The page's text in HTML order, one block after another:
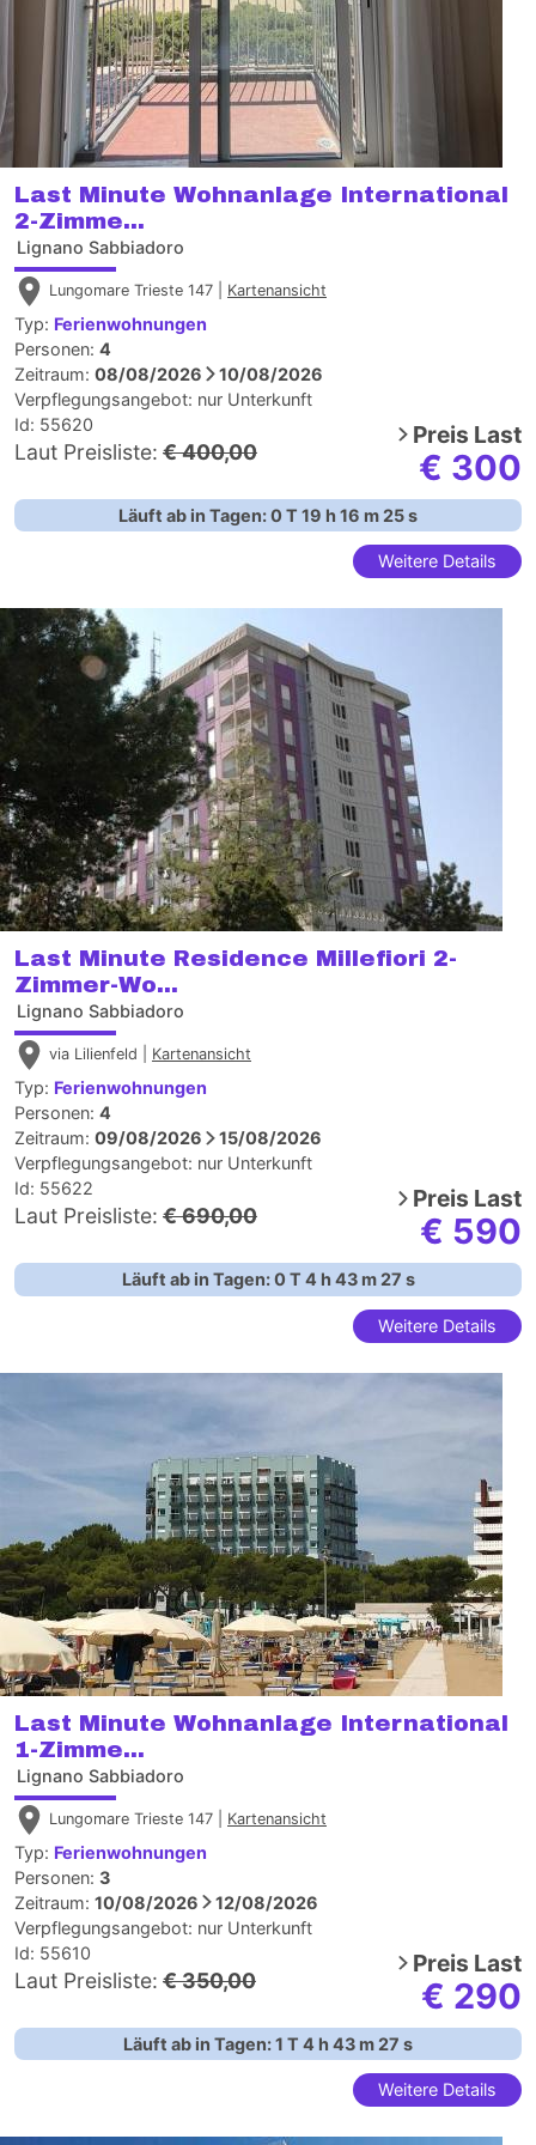
Last Minute Wohnanlage International
2-Zimme...
Lignano Sabbiadoro
Lungomare Trieste 147 | Kartenansicht
Typ: Ferienwohnungen
Personen: 4
Zeitraum: 08/08/2026
10/08/2026
Verpflegungsangebot: nur Unterkunft
Id: 55620
Laut Preisliste: € 400,00
Preis Last
€ 300
Läuft ab in Tagen:0 T 19 h 16 m24s
Weitere Details
Last Minute Residence Millefiori 2-
Zimmer-Wo...
Lignano Sabbiadoro
via Lilienfeld | Kartenansicht
Typ: Ferienwohnungen
Personen: 4
Zeitraum: 09/08/2026
15/08/2026
Verpflegungsangebot: nur Unterkunft
Id: 55622
Laut Preisliste: € 690,00
Preis Last
€ 590
Läuft ab in Tagen:0 T 4 h 43m26 s
Weitere Details
Last Minute Wohnanlage International
1-Zimme...
Lignano Sabbiadoro
Lungomare Trieste 147 | Kartenansicht
Typ: Ferienwohnungen
Personen: 3
Zeitraum: 10/08/2026
12/08/2026
Verpflegungsangebot: nur Unterkunft
Id: 55610
Laut Preisliste: € 350,00
Preis Last
€ 290
Läuft ab in Tagen:1 T 4 h 43m26 s
Weitere Details